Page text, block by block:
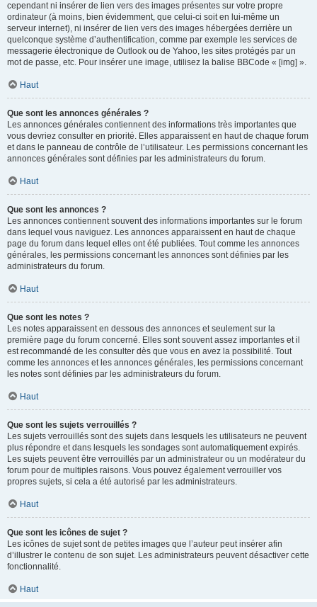
cependant ni insérer de lien vers des images présentes sur votre propre
ordinateur (à moins, bien évidemment, que celui-ci soit en lui-même un
serveur internet), ni insérer de lien vers des images hébergées derrière un
quelconque système d’authentification, comme par exemple les services de
messagerie électronique de Outlook ou de Yahoo, les sites protégés par un
mot de passe, etc. Pour insérer une image, utilisez la balise BBCode « [img] ».
Haut
Que sont les annonces générales ?
Les annonces générales contiennent des informations très importantes que
vous devriez consulter en priorité. Elles apparaissent en haut de chaque forum
et dans le panneau de contrôle de l’utilisateur. Les permissions concernant les
annonces générales sont définies par les administrateurs du forum.
Haut
Que sont les annonces ?
Les annonces contiennent souvent des informations importantes sur le forum
dans lequel vous naviguez. Les annonces apparaissent en haut de chaque
page du forum dans lequel elles ont été publiées. Tout comme les annonces
générales, les permissions concernant les annonces sont définies par les
administrateurs du forum.
Haut
Que sont les notes ?
Les notes apparaissent en dessous des annonces et seulement sur la
première page du forum concerné. Elles sont souvent assez importantes et il
est recommandé de les consulter dès que vous en avez la possibilité. Tout
comme les annonces et les annonces générales, les permissions concernant
les notes sont définies par les administrateurs du forum.
Haut
Que sont les sujets verrouillés ?
Les sujets verrouillés sont des sujets dans lesquels les utilisateurs ne peuvent
plus répondre et dans lesquels les sondages sont automatiquement expirés.
Les sujets peuvent être verrouillés par un administrateur ou un modérateur du
forum pour de multiples raisons. Vous pouvez également verrouiller vos
propres sujets, si cela a été autorisé par les administrateurs.
Haut
Que sont les icônes de sujet ?
Les icônes de sujet sont de petites images que l’auteur peut insérer afin
d’illustrer le contenu de son sujet. Les administrateurs peuvent désactiver cette
fonctionnalité.
Haut